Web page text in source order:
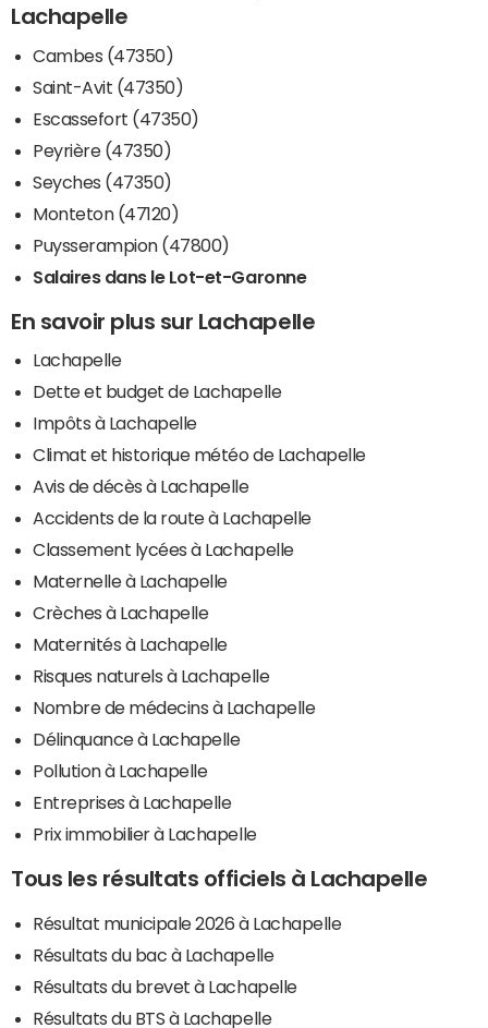
Lachapelle
Cambes (47350)
Saint-Avit (47350)
Escassefort (47350)
Peyrière (47350)
Seyches (47350)
Monteton (47120)
Puysserampion (47800)
Salaires dans le Lot-et-Garonne
En savoir plus sur Lachapelle
Lachapelle
Dette et budget de Lachapelle
Impôts à Lachapelle
Climat et historique météo de Lachapelle
Avis de décès à Lachapelle
Accidents de la route à Lachapelle
Classement lycées à Lachapelle
Maternelle à Lachapelle
Crèches à Lachapelle
Maternités à Lachapelle
Risques naturels à Lachapelle
Nombre de médecins à Lachapelle
Délinquance à Lachapelle
Pollution à Lachapelle
Entreprises à Lachapelle
Prix immobilier à Lachapelle
Tous les résultats officiels à Lachapelle
Résultat municipale 2026 à Lachapelle
Résultats du bac à Lachapelle
Résultats du brevet à Lachapelle
Résultats du BTS à Lachapelle